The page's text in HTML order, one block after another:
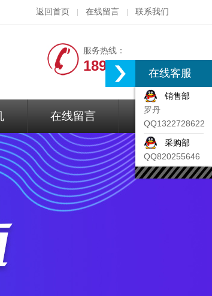
返回首页 在线留言 联系我们
服务热线：
18917074297
在线留言 联系我们
在线客服
销售部
罗丹
QQ1322728622
采购部
QQ820255646